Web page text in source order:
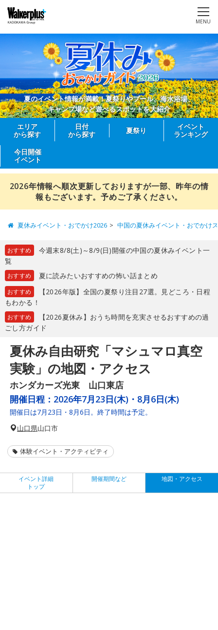
MENU
夏のイベント情報が満載！夏祭りやプール、海水浴場、
キャンプ場など遊べるスポットを大紹介
エリア
から探す
日付
から探す
夏祭り
イベント
ランキング
今日開催
イベント
2026年情報へ順次更新しておりますが一部、昨年の情
報もございます。予めご了承ください。
夏休みイベント・おでかけ2026 中国の夏休みイベント・おでかけ
おすすめ
今週末8/8(土)～8/9(日)開催の中国の夏休みイベント一
覧
おすすめ 夏に読みたいおすすめの怖い話まとめ
おすすめ
【2026年版】全国の夏祭り注目27選。見どころ・日程
もわかる！
おすすめ
【2026夏休み】おうち時間を充実させるおすすめの過
ごし方ガイド
夏休み自由研究「マシュマロ真空
実験」の地図・アクセス
ホンダカーズ光東 山口東店
開催日程： 2026年7月23日(木)・8月6日(木)
開催日は7月23日・8月6日。終了時間は予定。
山口県山口市
体験イベント・アクティビティ
イベント詳細
トップ
開催期間など 地図・アクセス